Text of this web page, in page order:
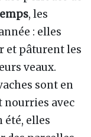
, les
: elles
et pâturent les
veaux.
sont en
nourries avec
été, elles